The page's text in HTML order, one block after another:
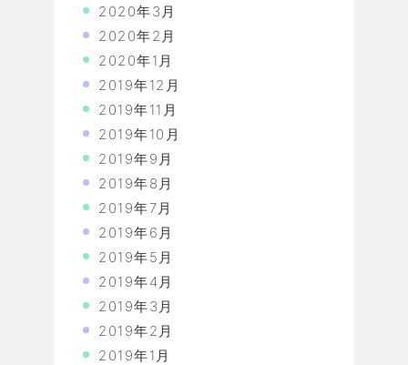
2020年3月
2020年2月
2020年1月
2019年12月
2019年11月
2019年10月
2019年9月
2019年8月
2019年7月
2019年6月
2019年5月
2019年4月
2019年3月
2019年2月
2019年1月